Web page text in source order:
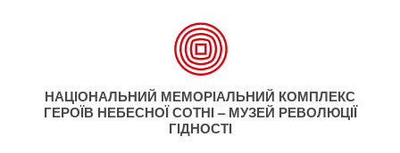
НАЦІОНАЛЬНИЙ МЕМОРІАЛЬНИЙ КОМПЛЕКС
ГЕРОЇВ НЕБЕСНОЇ СОТНІ – МУЗЕЙ РЕВОЛЮЦІЇ
ГІДНОСТІ